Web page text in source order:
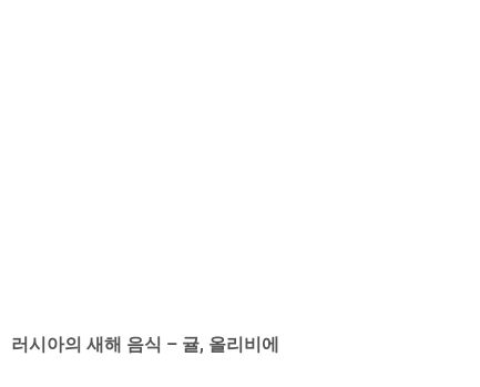
러시아의 새해 음식 – 귤, 올리비에